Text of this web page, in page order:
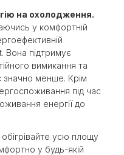
на охолодження.
у комфортній
Вона підтримує
вимикання та
значно менше. Крім
під час
енергії до
усю площу
у будь-якій